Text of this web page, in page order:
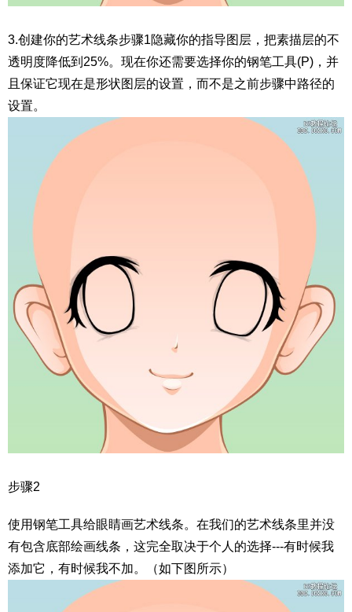
3.创建你的艺术线条步骤1隐藏你的指导图层，把素描层的不
透明度降低到25%。现在你还需要选择你的钢笔工具(P)，并
且保证它现在是形状图层的设置，而不是之前步骤中路径的
设置。
步骤2
使用钢笔工具给眼睛画艺术线条。在我们的艺术线条里并没
有包含底部绘画线条，这完全取决于个人的选择---有时候我
添加它，有时候我不加。（如下图所示）